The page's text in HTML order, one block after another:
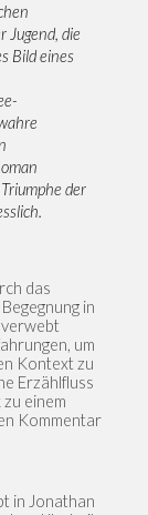
Jugend, die
Bild eines
der
das
in
um
Kontext zu
Erzählfluss
einem
Kommentar
in Jonathan